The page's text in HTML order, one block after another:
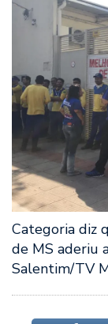
Categoria diz
de MS aderiu
Salentim/TV